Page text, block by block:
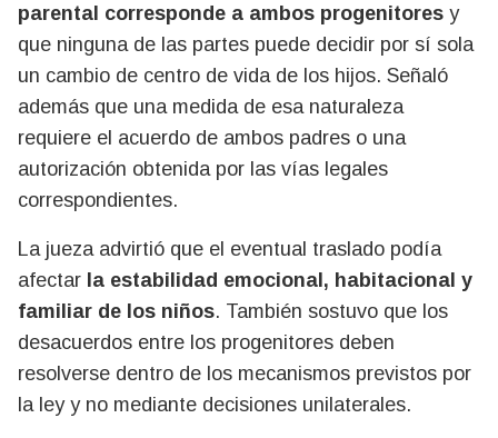
parental corresponde a ambos progenitores y
que ninguna de las partes puede decidir por sí sola
un cambio de centro de vida de los hijos. Señaló
además que una medida de esa naturaleza
requiere el acuerdo de ambos padres o una
autorización obtenida por las vías legales
correspondientes.
La jueza advirtió que el eventual traslado podía
afectar la estabilidad emocional, habitacional y
familiar de los niños. También sostuvo que los
desacuerdos entre los progenitores deben
resolverse dentro de los mecanismos previstos por
la ley y no mediante decisiones unilaterales.